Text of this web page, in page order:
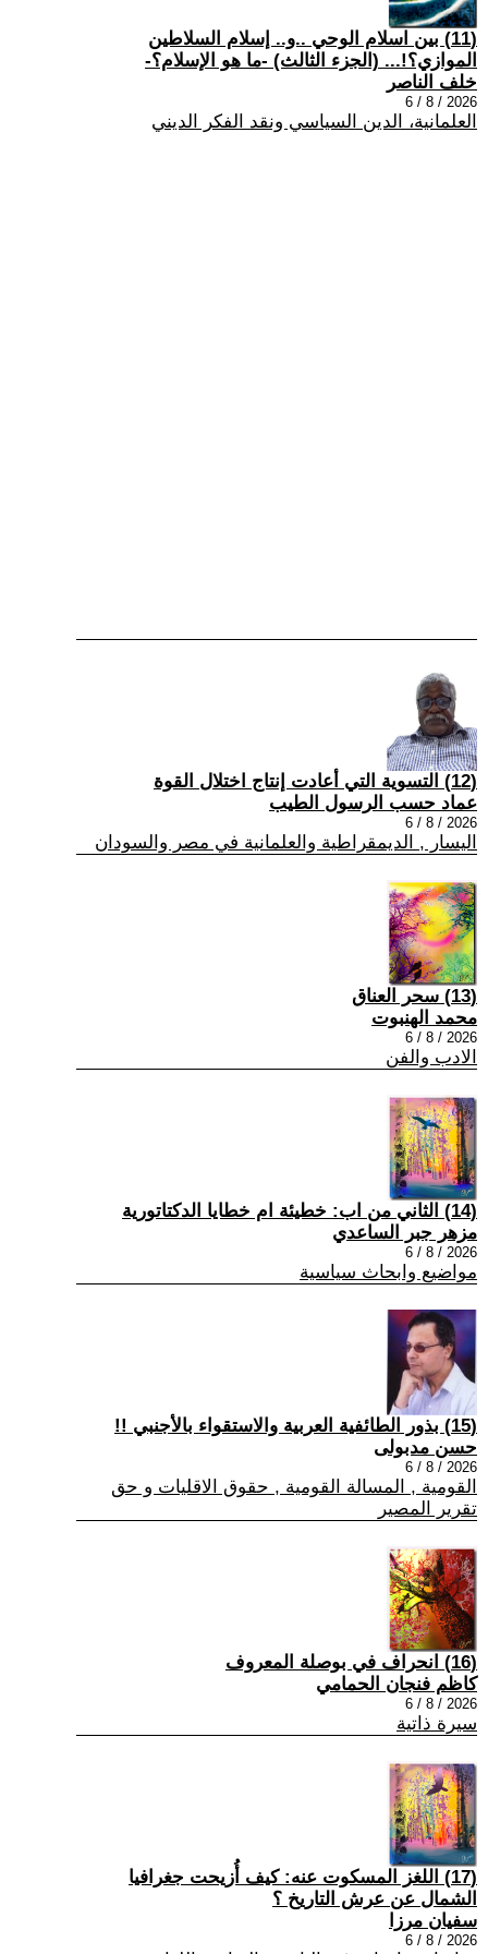
(11) بين اسلام الوحي ..و.. إسلام السلاطين
الموازي؟!... (الجزء الثالث) -ما هو الإسلام؟-
خلف الناصر
2026 / 8 / 6
العلمانية، الدين السياسي ونقد الفكر الديني
(12) التسوية التي أعادت إنتاج اختلال القوة
عماد حسب الرسول الطيب
2026 / 8 / 6
اليسار , الديمقراطية والعلمانية في مصر والسودان
(13) سحر العناق
محمد الهنبوت
2026 / 8 / 6
الادب والفن
(14) الثاني من اب: خطيئة ام خطايا الدكتاتورية
مزهر جبر الساعدي
2026 / 8 / 6
مواضيع وابحاث سياسية
(15) بذور الطائفية العربية والاستقواء بالأجنبي !!
حسن مدبولى
2026 / 8 / 6
القومية , المسالة القومية , حقوق الاقليات و حق
تقرير المصير
(16) انحراف في بوصلة المعروف
كاظم فنجان الحمامي
2026 / 8 / 6
سيرة ذاتية
(17) اللغز المسكوت عنه: كيف أُزيحت جغرافيا
الشمال عن عرش التاريخ ؟
سفيان مرزا
2026 / 8 / 6